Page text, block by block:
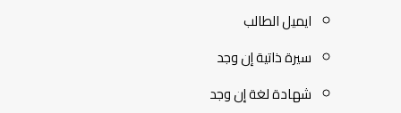
ايميل الطالب
سيرة ذاتية إن وجد
شهادة لغة إن وجد